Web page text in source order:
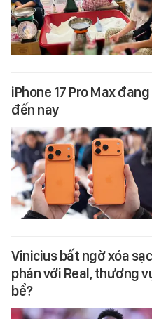
iPhone 17 Pro Max
đến nay
Vinicius bất ngờ xóa
phán với Real, thương
bể?